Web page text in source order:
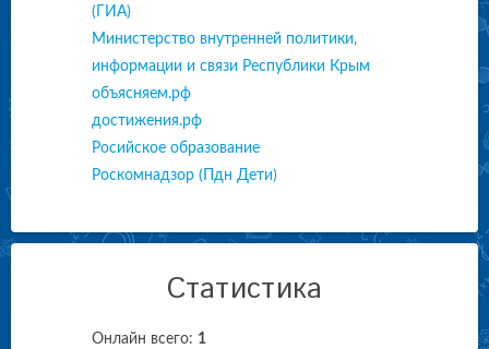
(ГИА)
Министерство внутренней политики,
информации и связи Республики Крым
объясняем.рф
достижения.рф
Росийское образование
Роскомнадзор (Пдн Дети)
Статистика
Онлайн всего: 1